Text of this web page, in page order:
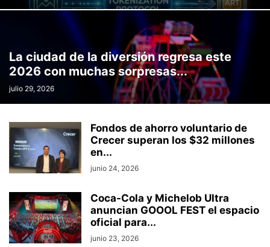
La ciudad de la diversión regresa este
2026 con muchas sorpresas...
julio 29, 2026
Fondos de ahorro voluntario de
Crecer superan los $32 millones
en...
junio 24, 2026
Coca-Cola y Michelob Ultra
anuncian GOOOL FEST el espacio
oficial para...
junio 23, 2026